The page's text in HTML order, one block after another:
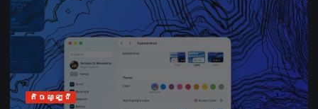
តិចណូឡូជី